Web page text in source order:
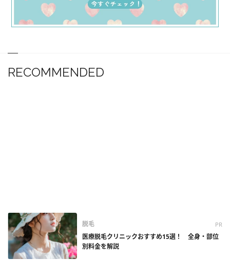
RECOMMENDED
脱毛 PR
医療脱毛クリニックおすすめ15選！ 全身・部位
別料金を解説